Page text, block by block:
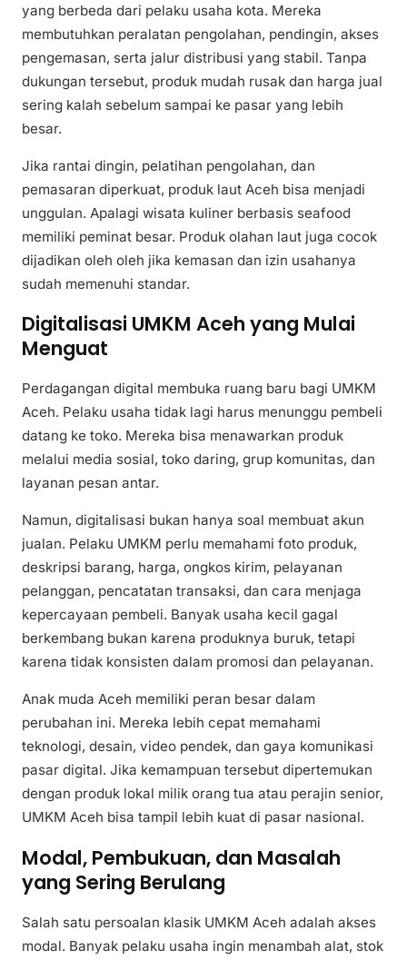
yang berbeda dari pelaku usaha kota. Mereka
membutuhkan peralatan pengolahan, pendingin, akses
pengemasan, serta jalur distribusi yang stabil. Tanpa
dukungan tersebut, produk mudah rusak dan harga jual
sering kalah sebelum sampai ke pasar yang lebih
besar.
Jika rantai dingin, pelatihan pengolahan, dan
pemasaran diperkuat, produk laut Aceh bisa menjadi
unggulan. Apalagi wisata kuliner berbasis seafood
memiliki peminat besar. Produk olahan laut juga cocok
dijadikan oleh oleh jika kemasan dan izin usahanya
sudah memenuhi standar.
Digitalisasi UMKM Aceh yang Mulai
Menguat
Perdagangan digital membuka ruang baru bagi UMKM
Aceh. Pelaku usaha tidak lagi harus menunggu pembeli
datang ke toko. Mereka bisa menawarkan produk
melalui media sosial, toko daring, grup komunitas, dan
layanan pesan antar.
Namun, digitalisasi bukan hanya soal membuat akun
jualan. Pelaku UMKM perlu memahami foto produk,
deskripsi barang, harga, ongkos kirim, pelayanan
pelanggan, pencatatan transaksi, dan cara menjaga
kepercayaan pembeli. Banyak usaha kecil gagal
berkembang bukan karena produknya buruk, tetapi
karena tidak konsisten dalam promosi dan pelayanan.
Anak muda Aceh memiliki peran besar dalam
perubahan ini. Mereka lebih cepat memahami
teknologi, desain, video pendek, dan gaya komunikasi
pasar digital. Jika kemampuan tersebut dipertemukan
dengan produk lokal milik orang tua atau perajin senior,
UMKM Aceh bisa tampil lebih kuat di pasar nasional.
Modal, Pembukuan, dan Masalah
yang Sering Berulang
Salah satu persoalan klasik UMKM Aceh adalah akses
modal. Banyak pelaku usaha ingin menambah alat, stok